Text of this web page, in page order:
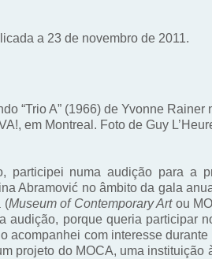
a 23 de novembro de 2011.
“Trio A” (1966) de Yvonne Rainer
em Montreal. Foto de Guy
participei numa audição para a
Abramović no âmbito da gala
(Museum of Contemporary Artou
audição, porque queria participar
acompanhei com interesse
projeto do MOCA, uma instituição